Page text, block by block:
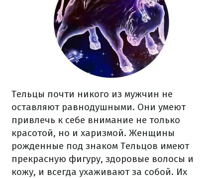
Тельцы почти никого из мужчин не
оставляют равнодушными. Они умеют
привлечь к себе внимание не только
красотой, но и харизмой. Женщины
рожденные под знаком Тельцов имеют
прекрасную фигуру, здоровые волосы и
кожу, и всегда ухаживают за собой. Их